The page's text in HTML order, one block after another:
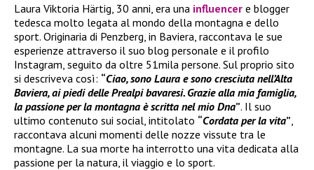
Laura Viktoria Härtig, 30 anni, era una influencer e blogger
tedesca molto legata al mondo della montagna e dello
sport. Originaria di Penzberg, in Baviera, raccontava le sue
esperienze attraverso il suo blog personale e il profilo
Instagram, seguito da oltre 51mila persone. Sul proprio sito
si descriveva così: “Ciao, sono Laura e sono cresciuta nell’Alta
Baviera, ai piedi delle Prealpi bavaresi. Grazie alla mia famiglia,
la passione per la montagna è scritta nel mio Dna”. Il suo
ultimo contenuto sui social, intitolato “Cordata per la vita”
raccontava alcuni momenti delle nozze vissute tra le
montagne. La sua morte ha interrotto una vita dedicata alla
passione per la natura, il viaggio e lo sport.